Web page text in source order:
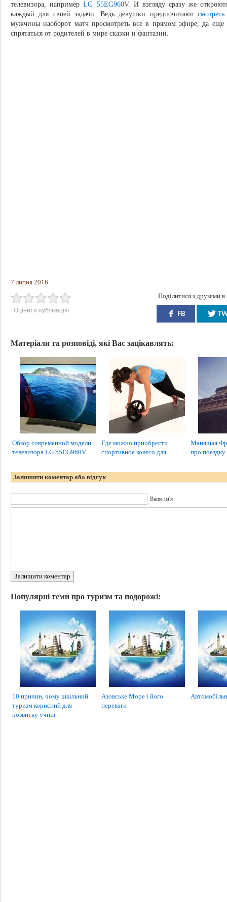
телевизора, напримерLG 55EG960V. И взгляду сразу же
каждый для своей задачи. Ведь девушки предпочитают
мужчины наоборот матч просмотреть все в прямом эфире, да
спрятаться от родителей в мире сказки и фантазии.
7 липня 2016
Оцінити публікацію
Поділитися з друзями
FB
Матеріали та розповіді, які Вас зацікавлять:
Обзор современной модели
телевизора LG 55EG960V
Где можно приобрести
спортивное колесо для…
Манящая
про поездку.
Залишити коментар або відгук
Ваше ім'я
Залишити коментар
Популярні теми про туризм та подорожі:
10 причин, чому шкільний
туризм корисний для
розвитку учнів
Азовське Море і його
переваги